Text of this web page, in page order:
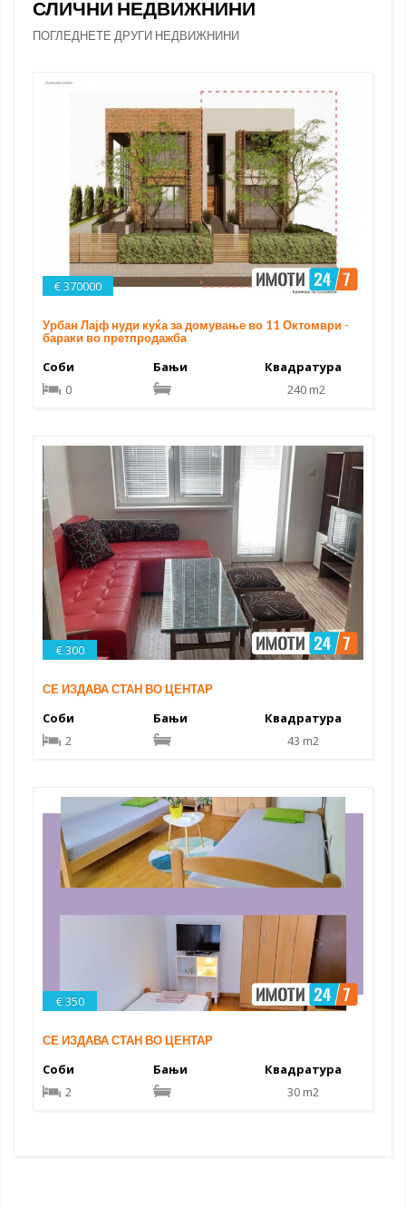
СЛИЧНИ НЕДВИЖНИНИ
ПОГЛЕДНЕТЕ ДРУГИ НЕДВИЖНИНИ
€ 370000
Урбан Лајф нуди куќа за домување во 11 Октомври -
бараки во претпродажба
Соби
0
Бањи
Квадратура
240 m2
€ 300
СЕ ИЗДАВА СТАН ВО ЦЕНТАР
Соби
2
Бањи
Квадратура
43 m2
€ 350
СЕ ИЗДАВА СТАН ВО ЦЕНТАР
Соби
2
Бањи
Квадратура
30 m2